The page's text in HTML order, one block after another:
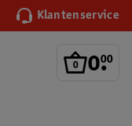
Klantenservice
0.
00